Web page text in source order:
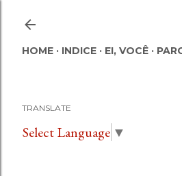
HOME INDICE EI, VOCÊ
TRANSLATE
Select Language ▼